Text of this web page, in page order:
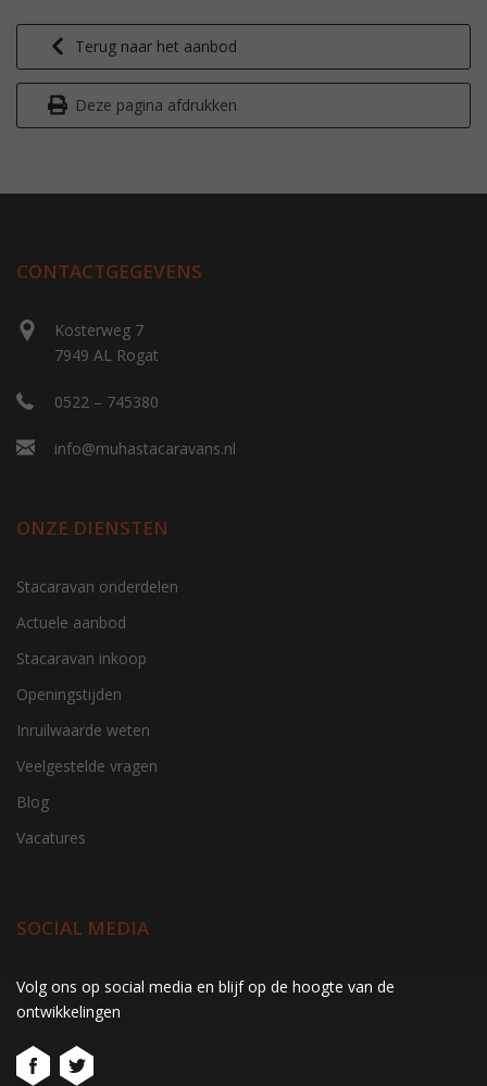
Terug naar het aanbod
Deze pagina afdrukken
CONTACTGEGEVENS
Kosterweg 7
7949 AL Rogat
0522 – 745380
info@muhastacaravans.nl
ONZE DIENSTEN
Stacaravan onderdelen
Actuele aanbod
Stacaravan inkoop
Openingstijden
Inruilwaarde weten
Veelgestelde vragen
Blog
Vacatures
SOCIAL MEDIA
Volg ons op social media en blijf op de hoogte van de
ontwikkelingen
gtag('consent', 'update', function() { window.dataLayer =
window.dataLayer || []; window.dataLayer.push({ 'event':